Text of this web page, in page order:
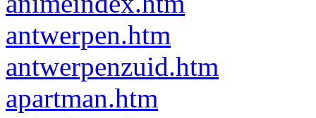
antwerpen.htm
antwerpenzuid.htm
apartman.htm